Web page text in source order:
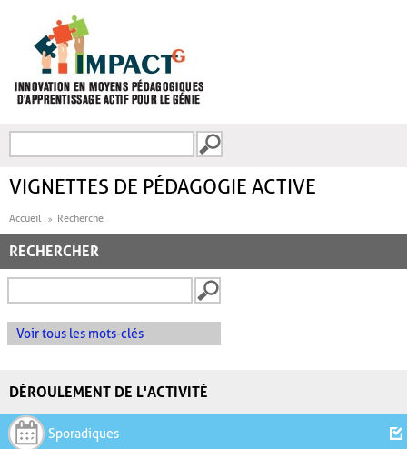
FORMULAIRE DE
VIGNETTES DE PÉDAGOGIE ACTIVE
Accueil Recherche
RECHERCHER
Voir tous les mots-clés
DÉROULEMENT DE L'ACTIVITÉ
Sporadiques